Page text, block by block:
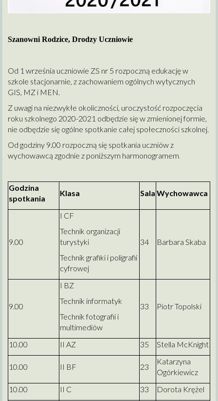
Szanowni Rodzice, Drodzy Uczniowie
Od 1 września uczniowie ZS nr 5 rozpoczną edukację w
szkole stacjonarnie, z zachowaniem ogólnych wytycznych
GIS, MZ i MEN.
Z uwagi na niezwykłe okoliczności, uroczystość rozpoczęcia
roku szkolnego 2020-2021 odbędzie się w zmienionej formie,
nie odbędzie się ogólne spotkanie całej społeczności szkolnej.
Od godziny 9.00 rozpoczną się spotkania uczniów z
wychowawcą zgodnie z poniższym harmonogramem.
Godzina
spotkania
Klasa Sala Wychowawca
9.00
I CF
Technik organizacji
turystyki
Technik grafiki i poligrafii
cyfrowej
34 Barbara Skaba
9.00
I BZ
Technik informatyk
Technik fotografii i
multimediów
33 Piotr Topolski
10.00 II AZ 35 Stella McKnight
10.00 II BF 23
Katarzyna
Ogórkiewicz
10.00
II C 33 Dorota Krężel